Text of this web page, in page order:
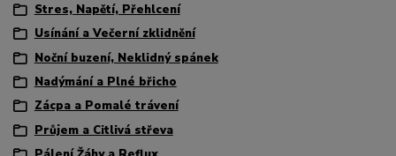
Stres, Napětí, Přehlcení
Usínání a Večerní zklidnění
Noční buzení, Neklidný spánek
Nadýmání a Plné břicho
Zácpa a Pomalé trávení
Průjem a Citlivá střeva